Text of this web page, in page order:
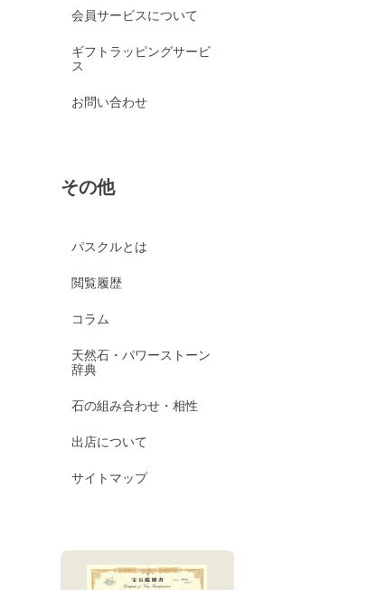
会員サービスについて
ギフトラッピングサービ
ス
お問い合わせ
その他
パスクルとは
閲覧履歴
コラム
天然石・パワーストーン
辞典
石の組み合わせ・相性
出店について
サイトマップ